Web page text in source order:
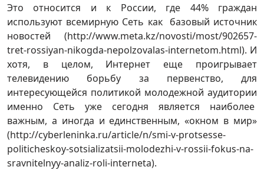
Это относится и к России, где 44% граждан
используют всемирную Сеть как базовый источник
новостей (http://www.meta.kz/novosti/most/902657-
tret-rossiyan-nikogda-nepolzovalas-internetom.html). И
хотя, в целом, Интернет еще проигрывает
телевидению борьбу за первенство, для
интересующейся политикой молодежной аудитории
именно Сеть уже сегодня является наиболее
важным, а иногда и единственным, «окном в мир»
(http://cyberleninka.ru/article/n/smi-v-protsesse-
politicheskoy-sotsializatsii-molodezhi-v-rossii-fokus-na-
sravnitelnyy-analiz-roli-interneta).